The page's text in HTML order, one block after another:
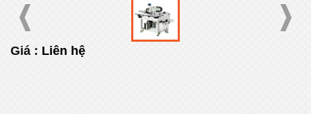
Giá : Liên hệ